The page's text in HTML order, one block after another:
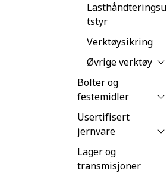
Lasthåndteringsu
tstyr
Verktøysikring
Øvrige verktøy
Bolter og
festemidler
Usertifisert
jernvare
Lager og
transmisjoner